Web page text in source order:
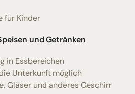
für Kinder
und Getränken
in Essbereichen
Unterkunft möglich
Gläser und anderes Geschirr